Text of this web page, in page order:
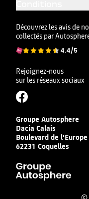
Découvrez les avis de
collectés par
4.4/5
Rejoignez-nous
sur les réseaux sociaux
Groupe Autosphere
Dacia Calais
Boulevard de l'Europe
62231 Coquelles